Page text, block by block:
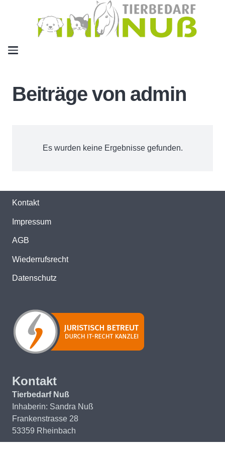
Beiträge von admin
Es wurden keine Ergebnisse gefunden.
Kontakt
Impressum
AGB
Wiederrufsrecht
Datenschutz
Kontakt
Tierbedarf Nuß
Inhaberin: Sandra Nuß
Frankenstrasse 28
53359 Rheinbach